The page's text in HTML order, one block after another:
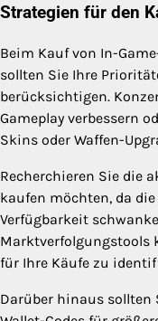
Strategien für den
Beim Kauf von In-
sollten Sie Ihre
berücksichtigen.
Gameplay verbessern
Skins oder Waffen-
Recherchieren Sie die
kaufen möchten, da
Verfügbarkeit
Marktverfolgungstools
für Ihre Käufe zu
Darüber hinaus sollten